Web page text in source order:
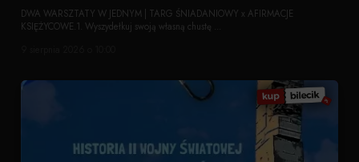
DWA WARSZTATY W JEDNYM | TARG ŚNIADANIOWY x AFIRMACJE
KSIĘŻYCOWE.1. Wyszydełkuj swoją własną chustę ...